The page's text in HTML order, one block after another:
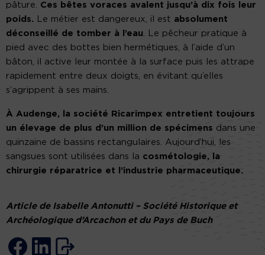
pâture. Ces bêtes voraces avalent jusqu’à dix fois leur
poids. Le métier est dangereux, il est absolument
déconseillé de tomber à l’eau. Le pêcheur pratique à
pied avec des bottes bien hermétiques, à l’aide d’un
bâton, il active leur montée à la surface puis les attrape
rapidement entre deux doigts, en évitant qu’elles
s’agrippent à ses mains.
À Audenge, la société Ricarimpex entretient toujours
un élevage de plus d’un million de spécimens dans une
quinzaine de bassins rectangulaires. Aujourd’hui, les
sangsues sont utilisées dans la cosmétologie, la
chirurgie réparatrice et l’industrie pharmaceutique.
Article de Isabelle Antonutti – Société Historique et
Archéologique d’Arcachon et du Pays de Buch